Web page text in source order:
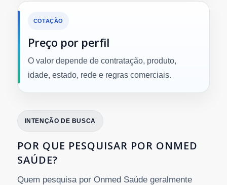
COTAÇÃO
Preço por perfil
O valor depende de contratação, produto,
idade, estado, rede e regras comerciais.
INTENÇÃO DE BUSCA
POR QUE PESQUISAR POR ONMED
SAÚDE?
Quem pesquisa por Onmed Saúde geralmente